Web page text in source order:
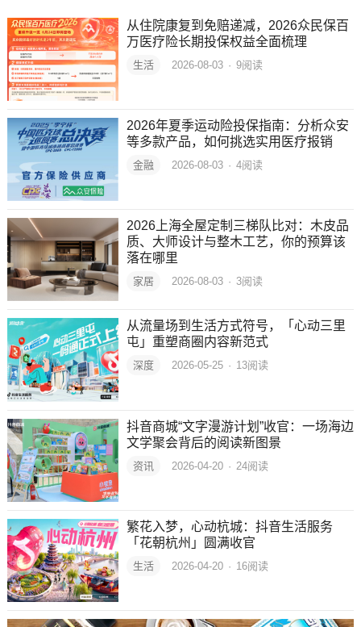
从住院康复到免赔递减，2026众民保百
万医疗险长期投保权益全面梳理
生活 2026-08-03 · 9阅读
2026年夏季运动险投保指南：分析众安
等多款产品，如何挑选实用医疗报销
金融 2026-08-03 · 4阅读
2026上海全屋定制三梯队比对：木皮品
质、大师设计与整木工艺，你的预算该
落在哪里
家居 2026-08-03 · 3阅读
从流量场到生活方式符号，「心动三里
屯」重塑商圈内容新范式
深度 2026-05-25 · 13阅读
抖音商城“文字漫游计划”收官：一场海边
文学聚会背后的阅读新图景
资讯 2026-04-20 · 24阅读
繁花入梦，心动杭城：抖音生活服务
「花朝杭州」圆满收官
生活 2026-04-20 · 16阅读